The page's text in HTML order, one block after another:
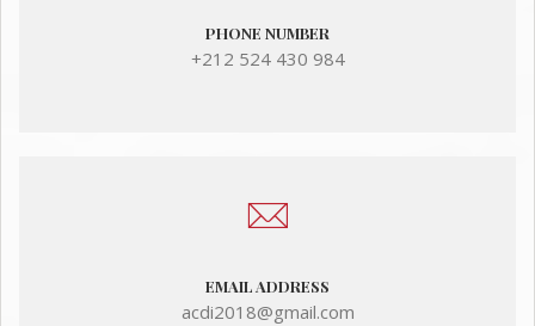
PHONE NUMBER
+212 524 430 984
EMAIL ADDRESS
acdi2018@gmail.com